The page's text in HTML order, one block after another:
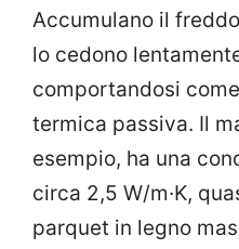
Accumulano il
lo cedono
comportandosi
termica passiva. Il
esempio, ha una
circa 2,5 W/m·K,
parquet in legno